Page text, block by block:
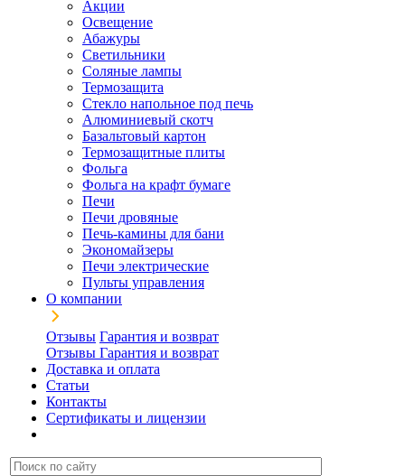
Акции
Освещение
Абажуры
Светильники
Соляные лампы
Термозащита
Стекло напольное под печь
Алюминиевый скотч
Базальтовый картон
Термозащитные плиты
Фольга
Фольга на крафт бумаге
Печи
Печи дровяные
Печь-камины для бани
Экономайзеры
Печи электрические
Пульты управления
О компании
Отзывы Гарантия и возврат
Отзывы Гарантия и возврат
Доставка и оплата
Статьи
Контакты
Сертификаты и лицензии